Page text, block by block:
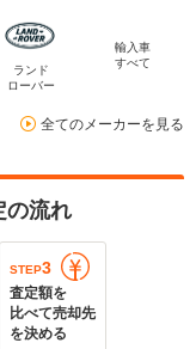
ランド
ローバー
輸入車
すべて
全てのメーカーを見る
の流れ
STEP3
査定額を
比べて売却先
を決める